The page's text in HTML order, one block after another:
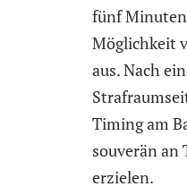
fünf Minuten
Möglichkeit
aus. Nach
Timing am
souverän an
erzielen.